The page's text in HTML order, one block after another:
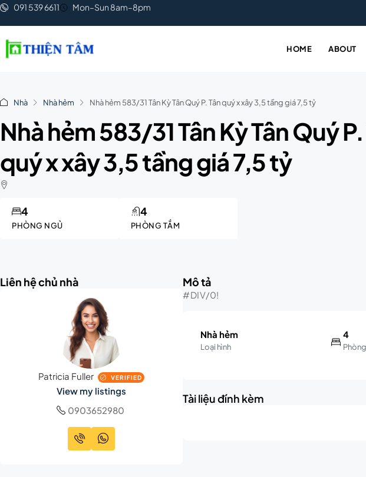
091 539 6611 Mon–Sun 8am–8pm
HOME ABOUT
Nhà Nhà hẻm Nhà hẻm 583/31 Tân Kỳ Tân Quý P. Tân quý x xây 3,5 tầng giá 7,5 tỷ
Nhà hẻm 583/31 Tân Kỳ Tân Quý
quý x xây 3,5 tầng giá 7,5 tỷ
PHÒNG NGỦ
4
PHÒNG TẮM
4
Liên hệ chủ nhà
Patricia Fuller VERIFIED
View my listings
0903652980
Mô tả
#DIV/0!
Nhà hẻm
Loại hình
4
Tài liệu đính kèm